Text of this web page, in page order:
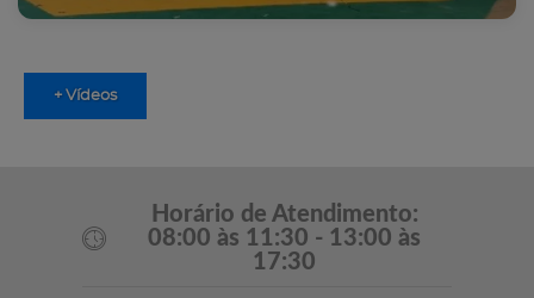
+ Vídeos
Horário de Atendimento:
08:00 às 11:30 - 13:00 às
17:30